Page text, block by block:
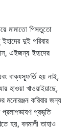
মামাতো পিসতুতো
দুই পরিবার
এইজন্য ইহাদের
বাক্যস্ফূর্তি হয় নাই,
হাওয়া খাওয়াইয়াছে,
মনোরঞ্জন করিবার জন্য
প্রলাপভাষণ প্রভৃতি
হয়, বনমালী তাহাও